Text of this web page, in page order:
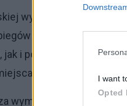
I want
Opted
wymagają zmiany
nadmiernie
i powikłań
rozdrapanych
wymagają inne